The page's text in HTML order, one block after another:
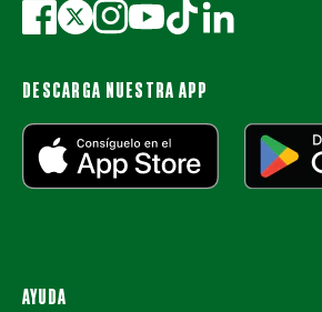
DESCARGA NUESTRA APP
AYUDA